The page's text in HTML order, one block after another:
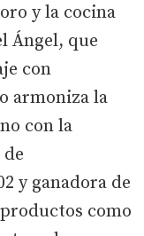
y la cocina
Ángel, que
con
armoniza la
con la
y ganadora de
como